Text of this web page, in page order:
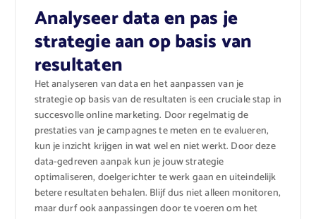
Analyseer data en pas je
strategie aan op basis van
resultaten
Het analyseren van data en het aanpassen van je
strategie op basis van de resultaten is een cruciale stap in
succesvolle online marketing. Door regelmatig de
prestaties van je campagnes te meten en te evalueren,
kun je inzicht krijgen in wat wel en niet werkt. Door deze
data-gedreven aanpak kun je jouw strategie
optimaliseren, doelgerichter te werk gaan en uiteindelijk
betere resultaten behalen. Blijf dus niet alleen monitoren,
maar durf ook aanpassingen door te voeren om het